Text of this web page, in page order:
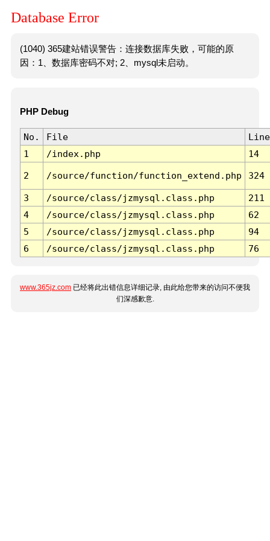
Database Error
(1040) 365建站错误警告：连接数据库失败，可能的原
因：1、数据库密码不对; 2、mysql未启动。
PHP Debug
No. File
Line
1
/index.php 14
2 /source/function/function_extend.php 324
3 /source/class/jzmysql.class.php
211
4
/source/class/jzmysql.class.php
62
5
/source/class/jzmysql.class.php
94
6
/source/class/jzmysql.class.php 76
www.365jz.com 已经将此出错信息详细记录, 由此给您带来的访问不便我
们深感歉意.